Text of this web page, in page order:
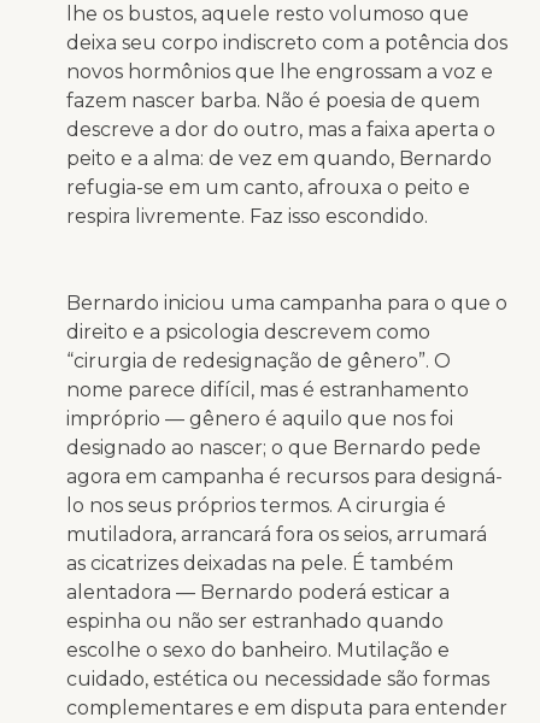
lhe os bustos, aquele resto volumoso que
deixa seu corpo indiscreto com a potência dos
novos hormônios que lhe engrossam a voz e
fazem nascer barba. Não é poesia de quem
descreve a dor do outro, mas a faixa aperta o
peito e a alma: de vez em quando, Bernardo
refugia-se em um canto, afrouxa o peito e
respira livremente. Faz isso escondido.
Bernardo iniciou uma campanha para o que o
direito e a psicologia descrevem como
“cirurgia de redesignação de gênero”. O
nome parece difícil, mas é estranhamento
impróprio — gênero é aquilo que nos foi
designado ao nascer; o que Bernardo pede
agora em campanha é recursos para designá-
lo nos seus próprios termos. A cirurgia é
mutiladora, arrancará fora os seios, arrumará
as cicatrizes deixadas na pele. É também
alentadora — Bernardo poderá esticar a
espinha ou não ser estranhado quando
escolhe o sexo do banheiro. Mutilação e
cuidado, estética ou necessidade são formas
complementares e em disputa para entender